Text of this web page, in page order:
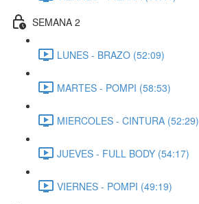
SEMANA 2
LUNES - BRAZO (52:09)
MARTES - POMPI (58:53)
MIERCOLES - CINTURA (52:29)
JUEVES - FULL BODY (54:17)
VIERNES - POMPI (49:19)